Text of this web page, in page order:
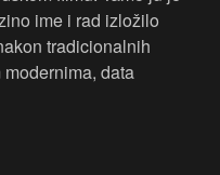
ime i rad izložilo
tradicionalnih
data